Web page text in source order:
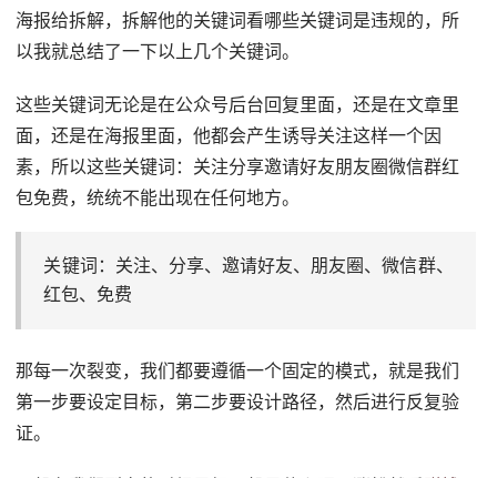
海报给拆解，拆解他的关键词看哪些关键词是违规的，所
以我就总结了一下以上几个关键词。
这些关键词无论是在公众号后台回复里面，还是在文章里
面，还是在海报里面，他都会产生诱导关注这样一个因
素，所以这些关键词：关注分享邀请好友朋友圈微信群红
包免费，统统不能出现在任何地方。
关键词：关注、分享、邀请好友、朋友圈、微信群、
红包、免费
那每一次裂变，我们都要遵循一个固定的模式，就是我们
第一步要设定目标，第二步要设计路径，然后进行反复验
证。